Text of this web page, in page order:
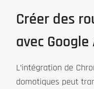
Créer des
avec
L’intégration de
domotiques peut